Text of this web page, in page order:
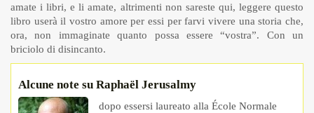
amate i libri, e li amate, altrimenti non sareste qui, leggere questo
libro userà il vostro amore per essi per farvi vivere una storia che,
ora, non immaginate quanto possa essere “vostra”. Con un
briciolo di disincanto.
Alcune note su Raphaël Jerusalmy
dopo essersi laureato alla École Normale